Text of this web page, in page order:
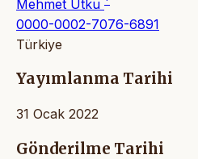
Mehmet Utku
0000-0002-7076-6891
Türkiye
Yayımlanma Tarihi
31 Ocak 2022
Gönderilme Tarihi